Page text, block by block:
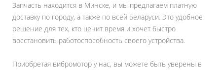
Запчасть находится в Минске, и мы предлагаем платную
доставку по городу, а также по всей Беларуси. Это удобное
решение для тех, кто ценит время и хочет быстро
восстановить работоспособность своего устройства.
Приобретая вибромотор у нас, вы можете быть уверены в